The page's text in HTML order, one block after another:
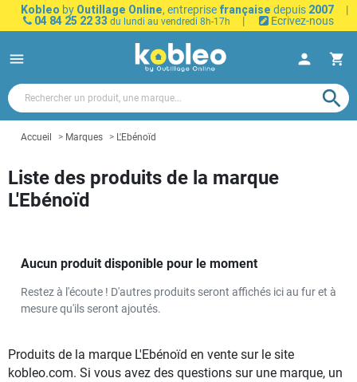
Kobleo by Outillage Online, entreprise française depuis 2007
|
04 84 25 22 33 du lundi au vendredi 8h-17h | Ecrivez-nous
menu person shopping_cart
search
Accueil Marques L'Ebénoïd
Liste des produits de la marque
L'Ebénoïd
Aucun produit disponible pour le moment
Restez à l'écoute ! D'autres produits seront affichés ici au fur et à
mesure qu'ils seront ajoutés.
Produits de la marque L'Ebénoïd en vente sur le site
kobleo.com. Si vous avez des questions sur une marque, un